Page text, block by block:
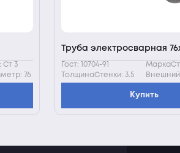
Ст 3
76
Труба электросварная
Гост: 10704-91
ТолщинаСтенки: 3.5
Купить